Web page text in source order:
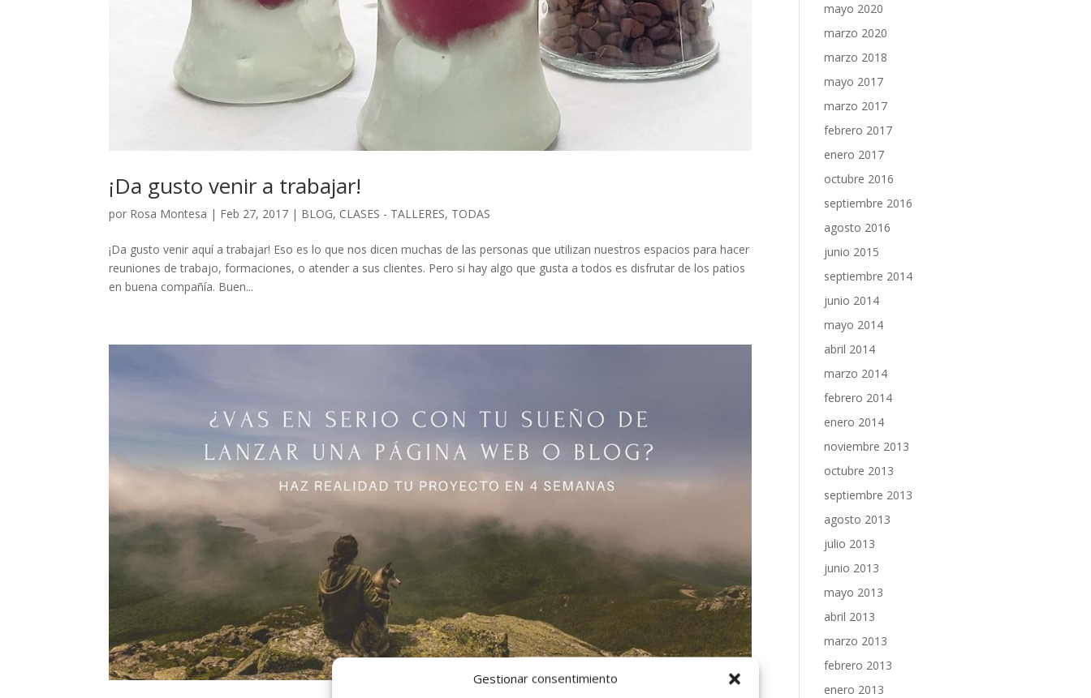
Gestionar consentimiento
¡Da gusto venir a trabajar!
por Rosa Montesa | Feb 27, 2017 | BLOG, CLASES - TALLERES, TODAS
¡Da gusto venir aquí a trabajar! Eso es lo que nos dicen muchas de las personas que utilizan nuestros espacios para hacer
reuniones de trabajo, formaciones, o atender a sus clientes. Pero si hay algo que gusta a todos es disfrutar de los patios
en buena compañía. Buen...
mayo 2020
marzo 2020
marzo 2018
mayo 2017
marzo 2017
febrero 2017
enero 2017
octubre 2016
septiembre 2016
agosto 2016
junio 2015
septiembre 2014
junio 2014
mayo 2014
abril 2014
marzo 2014
febrero 2014
enero 2014
noviembre 2013
octubre 2013
septiembre 2013
agosto 2013
julio 2013
junio 2013
mayo 2013
abril 2013
marzo 2013
febrero 2013
enero 2013